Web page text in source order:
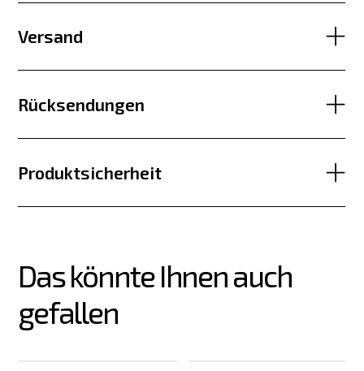
Versand
Rücksendungen
Produktsicherheit
Das könnte Ihnen auch
gefallen